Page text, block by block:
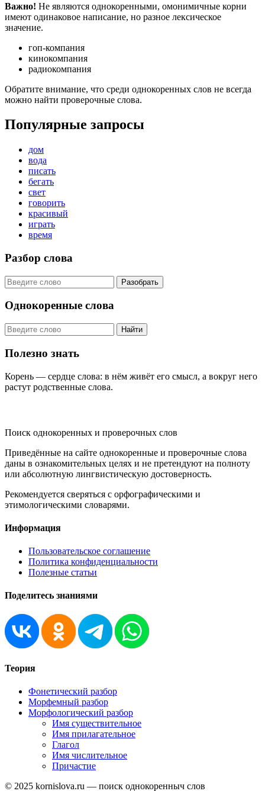
Важно! Не являются однокоренными, омонимичные корни
имеют одинаковое написание, но разное лексическое
значение.
гоп-компания
кинокомпания
радиокомпания
Обратите внимание, что среди однокоренных слов не всегда
можно найти проверочные слова.
Популярные запросы
дом
вода
писать
бегать
свет
говорить
красивый
играть
время
Разбор слова
Разобрать
Однокоренные слова
Найти
Полезно знать
Корень — сердце слова: в нём живёт его смысл, а вокруг него
растут родственные слова.
Поиск однокоренных и проверочных слов
Приведённые на сайте однокоренные и проверочные слова
даны в ознакомительных целях и не претендуют на полноту
или абсолютную лингвистическую достоверность.
Рекомендуется сверяться с орфографическими и
этимологическими словарями.
Информация
Пользовательское соглашение
Политика конфиденциальности
Полезные статьи
Поделитесь знаниями
Теория
Фонетический разбор
Морфемный разбор
Морфологический разбор
Имя существительное
Имя прилагательное
Глагол
Имя числительное
Причастие
© 2025 kornislova.ru — поиск однокоренныч слов